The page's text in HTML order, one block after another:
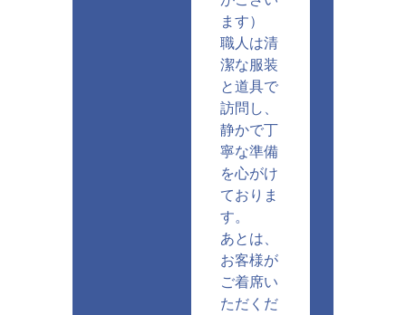
ます）
職人は清
潔な服装
と道具で
訪問し、
静かで丁
寧な準備
を心がけ
ておりま
す。
あとは、
お客様が
ご着席い
ただくだ